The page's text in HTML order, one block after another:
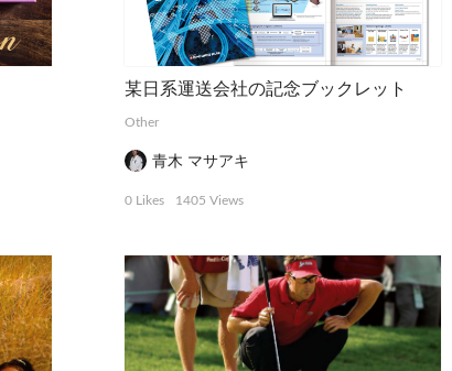
某日系運送会社の記念ブックレット
Other
青木 マサアキ
0 Likes 1405 Views